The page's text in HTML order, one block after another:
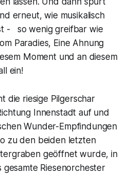
erneut, wie musikalisch
- so wenig greifbar wie
Paradies, Eine Ahnung
Moment und an diesem
ein!
die riesige Pilgerschar
Innenstadt auf und
Wunder-Empfindungen
zu den beiden letzten
geöffnet wurde, in
Riesenorchester